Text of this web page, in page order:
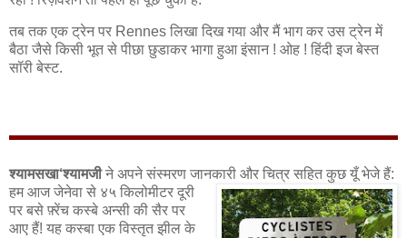
तब तक एक ट्रेन पर Rennes लिखा दिख गया और मैं भाग कर उस ट्रेन में
बैठा जैसे किसी भूत से पीछा छुडाकर भागा हुआ इंसान ! ओह ! हिंदी इज बेस्त
सॉरी बेस्ट.
श्यामसखा‘श्यामजीने अपने संस्मरण जानकारी और चित्र सहित कुछ यूँ भेजे हैं:
हम आज जेनेवा से ४५ किलोमीटर दूरी
पर बसे फ़्रेंच कस्बे अन्सी की सैर पर
आए हैं! यह कस्बा एक विस्तृत झील के